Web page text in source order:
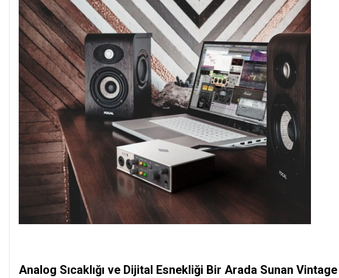
Analog Sıcaklığı ve Dijital Esnekliği Bir Arada Sunan